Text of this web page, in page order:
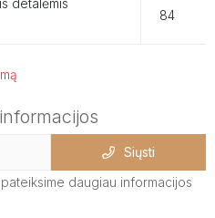
84
Siųsti
daugiau informacijos